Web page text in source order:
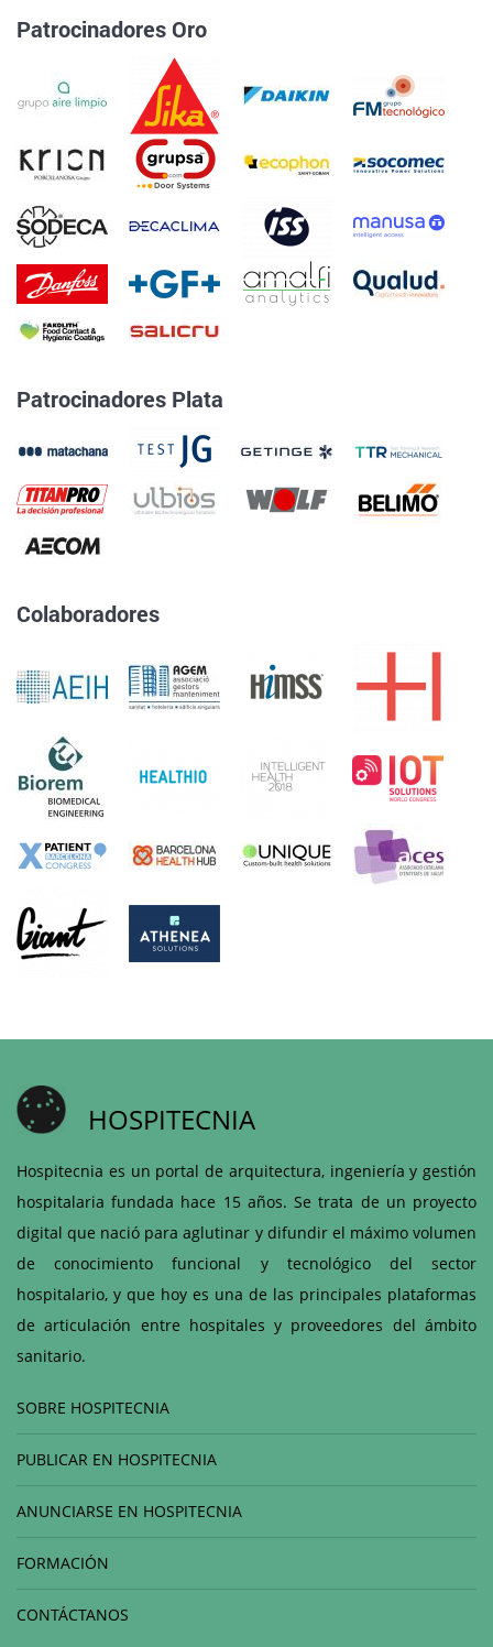
Patrocinadores Oro
Patrocinadores Plata
Colaboradores
HOSPITECNIA
Hospitecnia es un portal de arquitectura, ingeniería y gestión
hospitalaria fundada hace 15 años. Se trata de un proyecto
digital que nació para aglutinar y difundir el máximo volumen
de conocimiento funcional y tecnológico del sector
hospitalario, y que hoy es una de las principales plataformas
de articulación entre hospitales y proveedores del ámbito
sanitario.
SOBRE HOSPITECNIA
PUBLICAR EN HOSPITECNIA
ANUNCIARSE EN HOSPITECNIA
FORMACIÓN
CONTÁCTANOS